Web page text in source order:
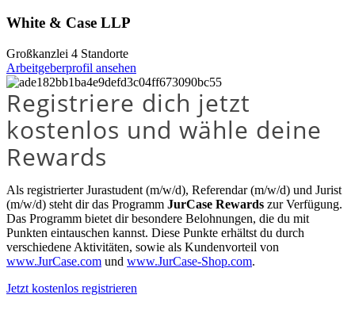
White & Case LLP
Großkanzlei 4 Standorte
Arbeitgeberprofil ansehen
Registriere dich jetzt
kostenlos und wähle deine
Rewards
Als registrierter Jurastudent (m/w/d), Referendar (m/w/d) und Jurist
(m/w/d) steht dir das Programm JurCase Rewards zur Verfügung.
Das Programm bietet dir besondere Belohnungen, die du mit
Punkten eintauschen kannst. Diese Punkte erhältst du durch
verschiedene Aktivitäten, sowie als Kundenvorteil von
www.JurCase.com und www.JurCase-Shop.com.
Jetzt kostenlos registrieren